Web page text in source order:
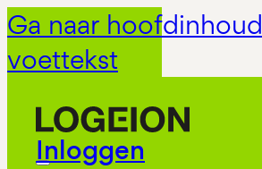
Ga naar hoofdinhoud
voettekst
Inloggen